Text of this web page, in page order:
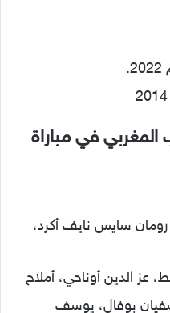
المغربي في مباراة
سايس نايف أكرد،
عز الدين أوناحي، أملاح
بوفال، يوسف